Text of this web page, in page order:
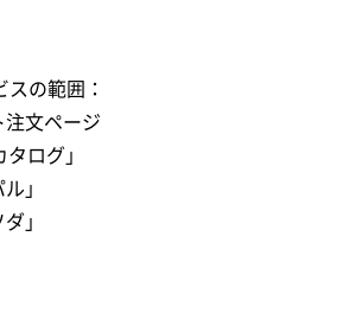
スの範囲：
注文ページ
ログ」
」
」